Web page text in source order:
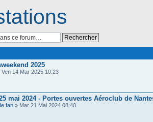
2025
Ven 14 Mar 2025 10:23
mai 2024 - Portes ouvertes Aéroclub de
fan » Mar 21 Mai 2024 08:40